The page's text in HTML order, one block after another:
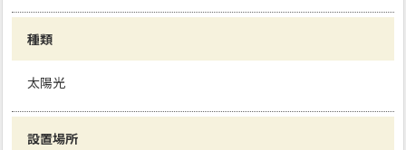
種類
太陽光
設置場所